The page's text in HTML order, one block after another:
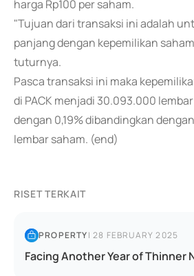
harga Rp100 per saham.
"Tujuan dari transaksi ini adalah
panjang dengan kepemilikan
tuturnya.
Pasca transaksi ini maka
di PACK menjadi 30.093.000
dengan 0,19% dibandingkan
lembar saham. (end)
RISET TERKAIT
PROPERTY|28 FEBRUARY 2025
Facing Another Year of Thinner